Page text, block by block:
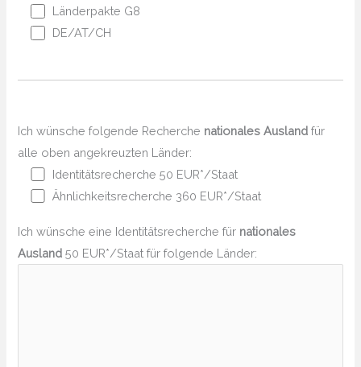
Länderpakte G8
DE/AT/CH
Ich wünsche folgende Recherche nationales Ausland für
alle oben angekreuzten Länder:
Identitätsrecherche 50 EUR*/Staat
Ähnlichkeitsrecherche 360 EUR*/Staat
Ich wünsche eine Identitätsrecherche für nationales
Ausland 50 EUR*/Staat für folgende Länder: